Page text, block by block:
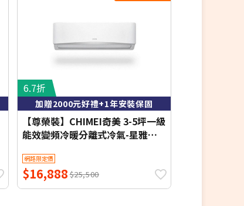
6.7折
加贈2000元好禮+1年安裝保固
【尊榮裝】CHIMEI奇美 3-5坪一級
能效變頻冷暖分離式冷氣-星雅系
本安裝+舊機回收】【加贈2000元
好禮+1年安裝保固】
網路限定價
$16,888$25,500